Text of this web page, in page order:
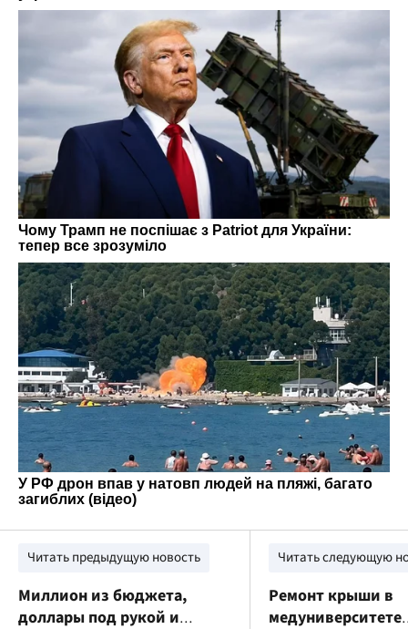
Читать предыдущую новость
Миллион из бюджета,
доллары под рукой и
Читать следующую
Ремонт крыши в
медуниверситете